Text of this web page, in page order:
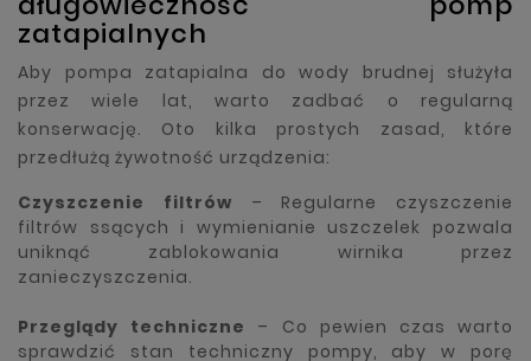
zatapialnych
Aby pompa zatapialna do wody brudnej służyła
przez wiele lat, warto zadbać o regularną
konserwację. Oto kilka prostych zasad, które
przedłużą żywotność urządzenia:
Czyszczenie filtrów – Regularne czyszczenie
filtrów ssących i wymienianie uszczelek pozwala
uniknąć zablokowania wirnika przez
zanieczyszczenia.
Przeglądy techniczne
– Co pewien czas warto
sprawdzić stan techniczny pompy, aby w porę